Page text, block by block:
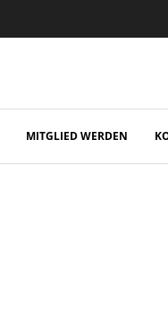
MITGLIED WERDEN